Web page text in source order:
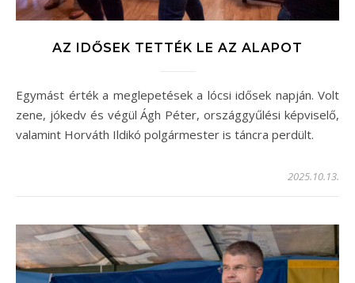
AZ IDŐSEK TETTÉK LE AZ ALAPOT
Egymást érték a meglepetések a lócsi idősek napján. Volt
zene, jókedv és végül Ágh Péter, országgyűlési képviselő,
valamint Horváth Ildikó polgármester is táncra perdült.
2025.10.13.